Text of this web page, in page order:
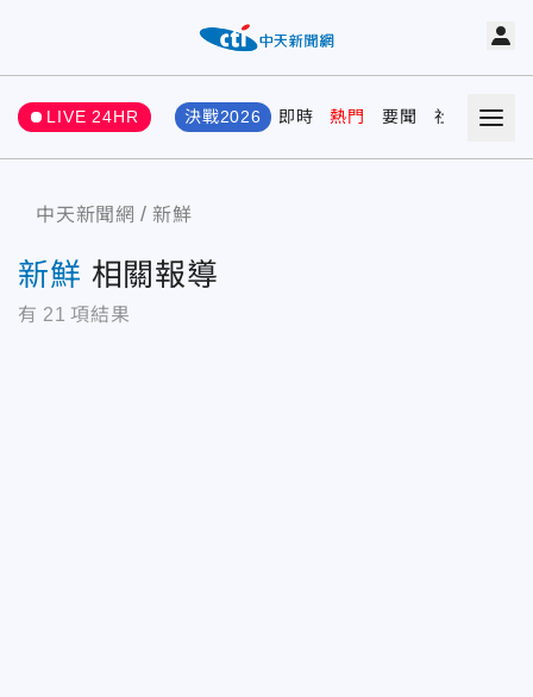
LIVE 24HR 決戰2026 即時 熱門 要聞 社會 娛樂
中天新聞網 新鮮
新鮮 相關報導
有 21 項結果